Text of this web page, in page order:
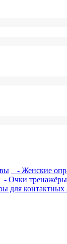
- Женские
- Очки тренажёры
для контактных